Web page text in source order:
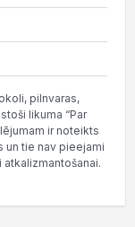
pilnvaras,
likuma “Par
ir noteikts
tie nav pieejami